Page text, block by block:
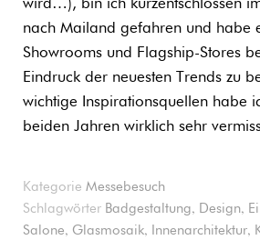
wird…), bin ich kurzentschlossen
nach Mailand gefahren und habe
Showrooms und Flagship-Stores
Eindruck der neuesten Trends zu
wichtige Inspirationsquellen habe
beiden Jahren wirklich sehr
Kategorie Messebesuch
Schlagwörter Badgestaltung, Design,
Salone, Glasmosaik, Innenarchitektur,